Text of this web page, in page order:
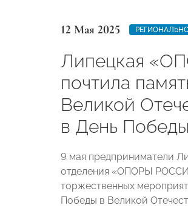
12 Мая 2025
Липецкая
почтила
Великой
в День Победы
9 мая предприниматели
отделения «ОПОРЫ
торжественных
Победы в Великой